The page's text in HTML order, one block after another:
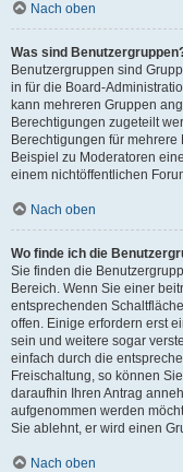
Nach oben
Was sind
Benutzergruppen sind
in für die Board-
kann mehreren Gruppen
Berechtigungen zugeteilt
Berechtigungen für
Beispiel zu Moderatoren
einem nichtöffentlichen
Nach oben
Wo finde ich die
Sie finden die
Bereich. Wenn Sie einer
entsprechenden
offen. Einige erfordern erst
sein und weitere sogar
einfach durch die
Freischaltung, so können
daraufhin Ihren Antrag
aufgenommen werden
Sie ablehnt, er wird einen
Nach oben